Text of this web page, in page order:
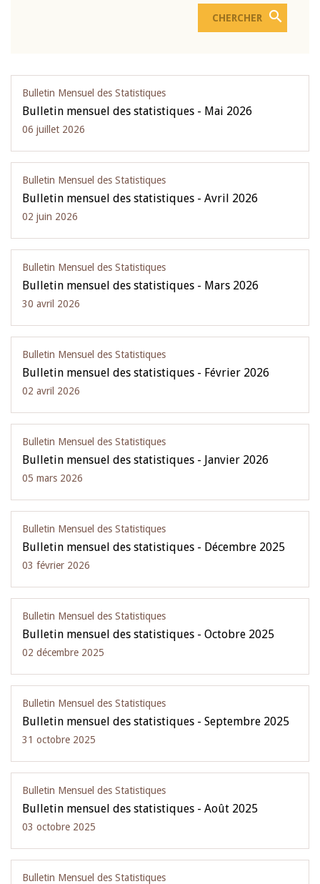
Bulletin Mensuel des Statistiques
Bulletin mensuel des statistiques - Mai 2026
06 juillet 2026
Bulletin Mensuel des Statistiques
Bulletin mensuel des statistiques - Avril 2026
02 juin 2026
Bulletin Mensuel des Statistiques
Bulletin mensuel des statistiques - Mars 2026
30 avril 2026
Bulletin Mensuel des Statistiques
Bulletin mensuel des statistiques - Février 2026
02 avril 2026
Bulletin Mensuel des Statistiques
Bulletin mensuel des statistiques - Janvier 2026
05 mars 2026
Bulletin Mensuel des Statistiques
Bulletin mensuel des statistiques - Décembre 2025
03 février 2026
Bulletin Mensuel des Statistiques
Bulletin mensuel des statistiques - Octobre 2025
02 décembre 2025
Bulletin Mensuel des Statistiques
Bulletin mensuel des statistiques - Septembre 2025
31 octobre 2025
Bulletin Mensuel des Statistiques
Bulletin mensuel des statistiques - Août 2025
03 octobre 2025
Bulletin Mensuel des Statistiques